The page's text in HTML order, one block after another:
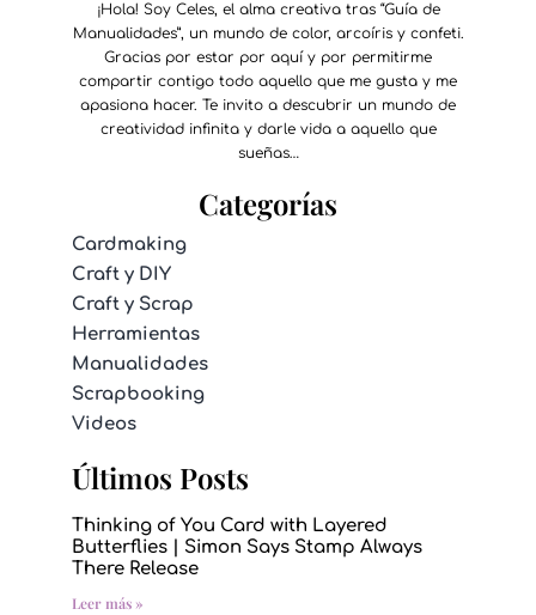
¡Hola! Soy Celes, el alma creativa tras “Guía de
Manualidades”, un mundo de color, arcoíris y confeti.
Gracias por estar por aquí y por permitirme
compartir contigo todo aquello que me gusta y me
apasiona hacer. Te invito a descubrir un mundo de
creatividad infinita y darle vida a aquello que
sueñas…
Categorías
Cardmaking
Craft y DIY
Craft y Scrap
Herramientas
Manualidades
Scrapbooking
Videos
Últimos Posts
Thinking of You Card with Layered
Butterflies | Simon Says Stamp Always
There Release
Leer más »